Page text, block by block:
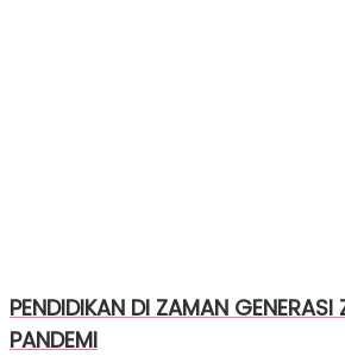
PENDIDIKAN DI ZAMAN
PANDEMI